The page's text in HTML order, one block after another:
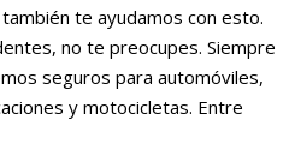
te ayudamos con esto.
no te preocupes. Siempre
seguros para automóviles,
y motocicletas. Entre